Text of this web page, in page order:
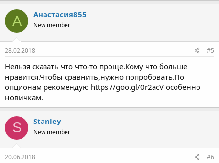
А Анастасия855
New member
28.02.2018 #5
Нельзя сказать что что-то проще.Кому что больше
нравится.Чтобы сравнить,нужно попробовать.По
опционам рекомендую https://goo.gl/0r2acV особенно
новичкам.
S Stanley
New member
20.06.2018 #6